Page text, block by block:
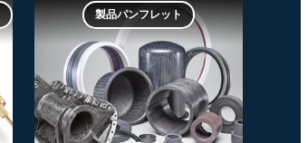
製品パンフレット